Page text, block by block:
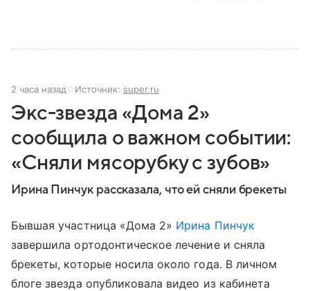
2 часа назад Источник: super.ru
Экс-звезда «Дома 2»
сообщила о важном событии:
«Сняли мясорубку с зубов»
Ирина Пинчук рассказала, что ей сняли брекеты
Бывшая участница «Дома 2» Ирина Пинчук
завершила ортодонтическое лечение и сняла
брекеты, которые носила около года. В личном
блоге звезда опубликовала видео из кабинета